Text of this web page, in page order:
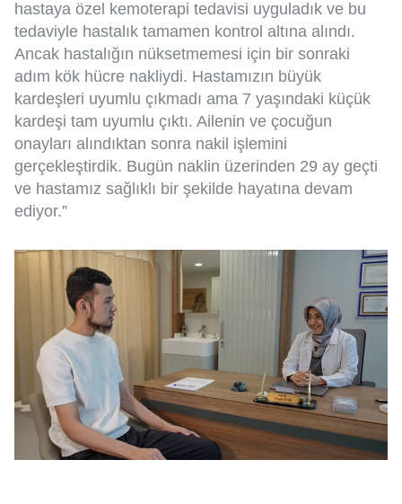
hastaya özel kemoterapi tedavisi uyguladık ve bu
tedaviyle hastalık tamamen kontrol altına alındı.
Ancak hastalığın nüksetmemesi için bir sonraki
adım kök hücre nakliydi. Hastamızın büyük
kardeşleri uyumlu çıkmadı ama 7 yaşındaki küçük
kardeşi tam uyumlu çıktı. Ailenin ve çocuğun
onayları alındıktan sonra nakil işlemini
gerçekleştirdik. Bugün naklin üzerinden 29 ay geçti
ve hastamız sağlıklı bir şekilde hayatına devam
ediyor.”